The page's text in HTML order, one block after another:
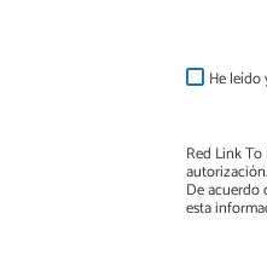
He
Red Link
autorización.
De acuerdo
esta